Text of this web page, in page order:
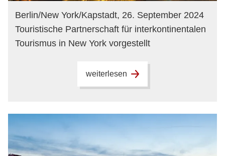
Berlin/New York/Kapstadt, 26. September 2024
Touristische Partnerschaft für interkontinentalen
Tourismus in New York vorgestellt
weiterlesen